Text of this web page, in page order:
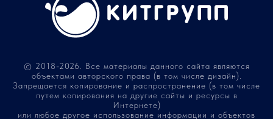
© 2018-2026. Все материалы данного сайта являются
объектами авторского права (в том числе дизайн).
Запрещается копирование и распространение (в том числе
путем копирования на другие сайты и ресурсы в
Интернете)
или любое другое использование информации и объектов